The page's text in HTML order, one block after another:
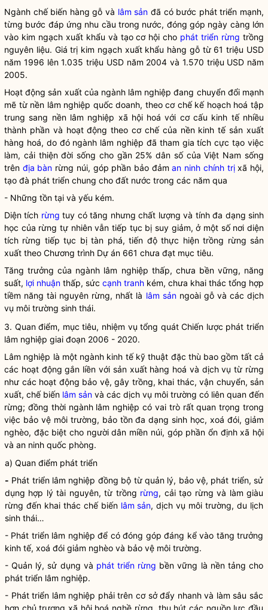
Ngành chế biến hàng gỗ và lâm sản đã có bước phát triển mạnh,
từng bước đáp ứng nhu cầu trong nước, đóng góp ngày càng lớn
vào kim ngạch xuất khẩu và tạo cơ hội cho phát triển rừng trồng
nguyên liệu. Giá trị kim ngạch xuất khẩu hàng gỗ từ 61 triệu USD
năm 1996 lên 1.035 triệu USD năm 2004 và 1.570 triệu USD năm
2005.
Hoạt động sản xuất của ngành lâm nghiệp đang chuyển đổi mạnh
mẽ từ nền lâm nghiệp quốc doanh, theo cơ chế kế hoạch hoá tập
trung sang nền lâm nghiệp xã hội hoá với cơ cấu kinh tế nhiều
thành phần và hoạt động theo cơ chế của nền kinh tế sản xuất
hàng hoá, do đó ngành lâm nghiệp đã tham gia tích cực tạo việc
làm, cải thiện đời sống cho gần 25% dân số của Việt Nam sống
trên địa bàn rừng núi, góp phần bảo đảman ninh chính trịxã hội,
tạo đà phát triển chung cho đất nước trong các năm qua
- Những tồn tại và yếu kém.
Diện tích rừng tuy có tăng nhưng chất lượng và tính đa dạng sinh
học của rừng tự nhiên vẫn tiếp tục bị suy giảm, ở một số nơi diện
tích rừng tiếp tục bị tàn phá, tiến độ thực hiện trồng rừng sản
xuất theo Chương trình Dự án 661 chưa đạt mục tiêu.
Tăng trưởng của ngành lâm nghiệp thấp, chưa bền vững, năng
suất, lợi nhuận thấp, sức cạnh tranh kém, chưa khai thác tổng hợp
tiềm năng tài nguyên rừng, nhất là lâm sảnngoài gỗ và các dịch
vụ môi trường sinh thái.
3. Quan điểm, mục tiêu, nhiệm vụ tổng quát Chiến lược phát triển
lâm nghiệp giai đoạn 2006 - 2020.
Lâm nghiệp là một ngành kinh tế kỹ thuật đặc thù bao gồm tất cả
các hoạt động gắn liền với sản xuất hàng hoá và dịch vụ từ rừng
như các hoạt động bảo vệ, gây trồng, khai thác, vận chuyển, sản
xuất, chế biến lâm sản và các dịch vụ môi trường có liên quan đến
rừng; đồng thời ngành lâm nghiệp có vai trò rất quan trọng trong
việc bảo vệ môi trường, bảo tồn đa dạng sinh học, xoá đói, giảm
nghèo, đặc biệt cho người dân miền núi, góp phần ổn định xã hội
và an ninh quốc phòng.
a) Quan điểm phát triển
- Phát triển lâm nghiệp đồng bộ từ quản lý, bảo vệ, phát triển, sử
dụng hợp lý tài nguyên, từ trồng rừng, cải tạo rừng và làm giàu
rừng đến khai thác chế biến lâm sản, dịch vụ môi trường, du lịch
sinh thái…
- Phát triển lâm nghiệp để có đóng góp đáng kể vào tăng trưởng
kinh tế, xoá đói giảm nghèo và bảo vệ môi trường.
- Quản lý, sử dụng và phát triển rừng bền vững là nền tảng cho
phát triển lâm nghiệp.
- Phát triển lâm nghiệp phải trên cơ sở đẩy nhanh và làm sâu sắc
hơn chủ trương xã hội hoá nghề rừng, thu hút các nguồn lực đầu